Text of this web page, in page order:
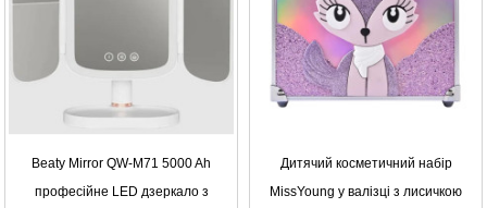
Beaty Mirror QW-M71 5000 Ah
професійне LED дзеркало з
Дитячий косметичний набір
MissYoung у валізці з лисичкою